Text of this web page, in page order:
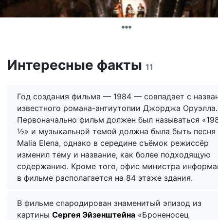
Интересные факты 11
Год создания фильма — 1984 — совпадает с
известного романа-антиутопии Джорджа Оруэлла.
Первоначально фильм должен был называться
½» и музыкальной темой должна была быть песня
Malia Elena, однако в середине съёмок режиссёр
изменил тему и название, как более подходящую
содержанию. Кроме того, офис министра
в фильме располагается на 84 этаже здания.
В фильме спародирован знаменитый эпизод из
картины Сергея Эйзенштейна «Броненосец